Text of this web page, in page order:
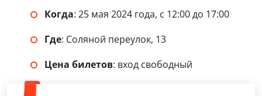
Когда: 25 мая 2024 года, с 12:00 до 17:00
Где: Соляной переулок, 13
Цена билетов: вход свободный